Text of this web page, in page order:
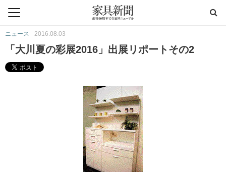
ニュース 2016.08.03
「大川夏の彩展2016」出展リポートその2